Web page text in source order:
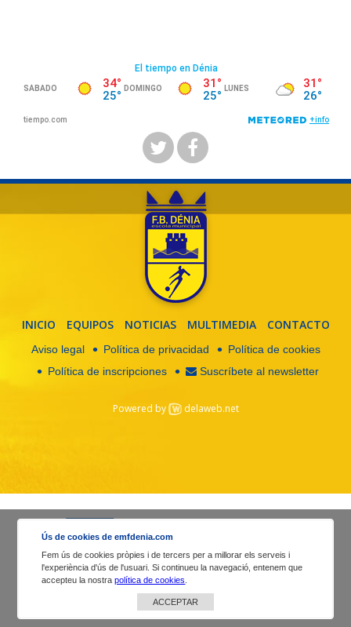
INICIO EQUIPOS NOTICIAS MULTIMEDIA CONTACTO
Aviso legal Política de privacidad
Política de cookies
Política de inscripciones
Suscríbete al newsletter
Powered by delaweb.net
Ús de cookies de emfdenia.com
Fem ús de cookies pròpies i de tercers per a millorar els serveis i
l'experiència d'ús de l'usuari. Si continueu la navegació, entenem que
accepteu la nostrapolítica de cookies
ACCEPTAR